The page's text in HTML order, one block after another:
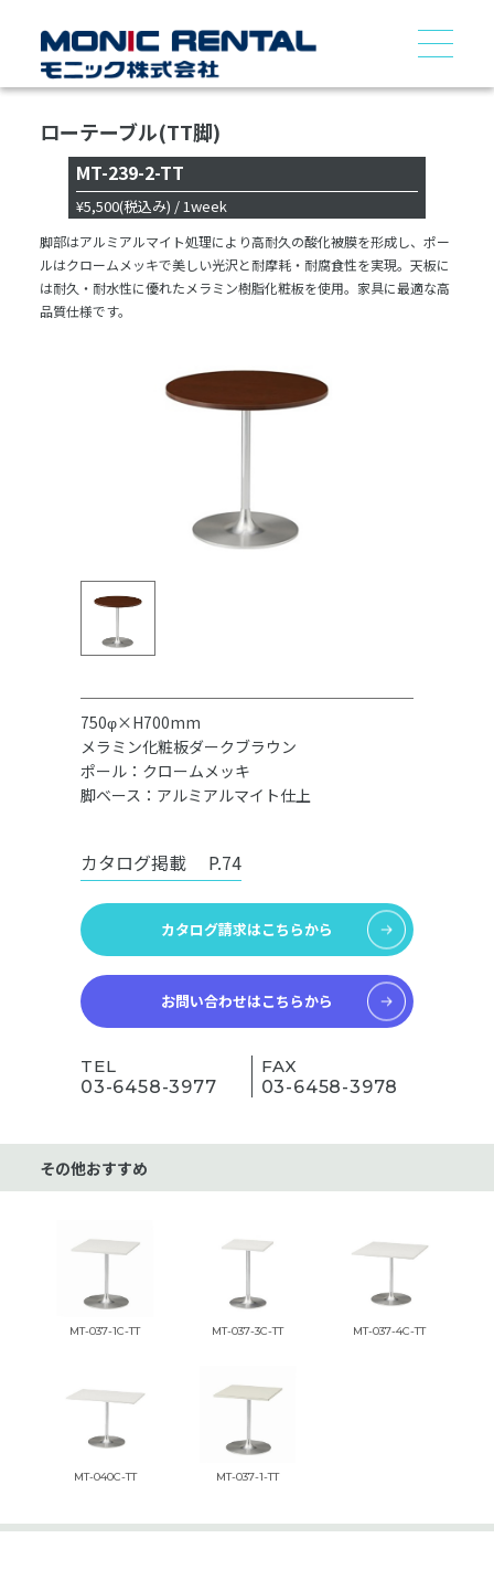
ローテーブル(TT脚)
MT-239-2-TT
¥5,500(税込み) / 1week
脚部はアルミアルマイト処理により高耐久の酸化被膜を形成し、ポー
ルはクロームメッキで美しい光沢と耐摩耗・耐腐食性を実現。天板に
は耐久・耐水性に優れたメラミン樹脂化粧板を使用。家具に最適な高
品質仕様です。
750φ×H700mm
メラミン化粧板ダークブラウン
ポール：クロームメッキ
脚ベース：アルミアルマイト仕上
カタログ掲載 P.74
カタログ請求はこちらから
お問い合わせはこちらから
TEL
03-6458-3977
FAX
03-6458-3978
その他おすすめ
MT-037-1C-TT MT-037-3C-TT MT-037-4C-TT
MT-040C-TT MT-037-1-TT